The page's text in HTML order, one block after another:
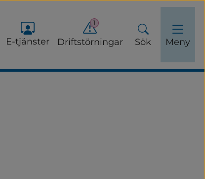
E-tjänster Driftstörningar
1
Sök Meny